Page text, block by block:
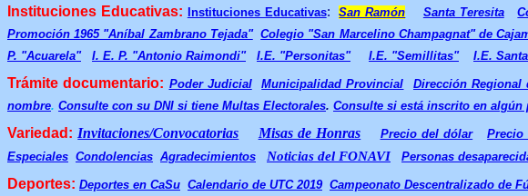
Instituciones Educativas: Instituciones Educativas:San Ramón Santa Teresita
Promoción 1965 "Aníbal Zambrano Tejada" Colegio "San Marcelino Champagnat" de
P. "Acuarela"
I. E. P. "Antonio Raimondi" I.E. "Personitas" I.E. "Semillitas" I.E.
Trámite documentario: Poder Judicial Municipalidad Provincial Dirección Regional
nombre. Consulte con su DNI si tiene Multas Electorales. Consulte si está inscrito en
Variedad: Invitaciones/Convocatorias Misas de Honras Precio del dólar Precio
Especiales Condolencias Agradecimientos Noticias del FONAVI Personas
Deportes: Deportes en CaSu Calendario de UTC 2019 Campeonato Descentralizado de